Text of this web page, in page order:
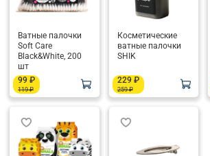
Ватные палочки
Soft Care
Black&White, 200
шт
99 ₽
119 ₽
Косметические
ватные палочки
SHIK
229 ₽
259 ₽